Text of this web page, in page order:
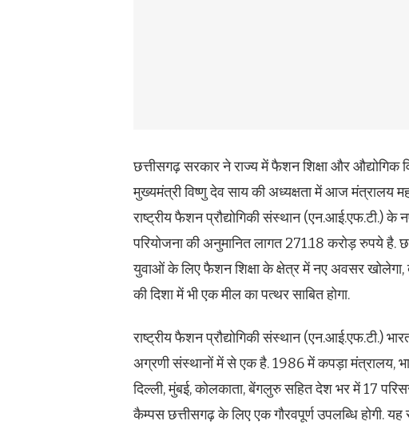
छत्तीसगढ़ सरकार ने राज्य में फैशन शिक्षा और औद्योगिक
मुख्यमंत्री विष्णु देव साय की अध्यक्षता में आज मंत्रालय
राष्ट्रीय फैशन प्रौद्योगिकी संस्थान (एन.आई.एफ.टी.) के
परियोजना की अनुमानित लागत 271.18 करोड़ रुपये
युवाओं के लिए फैशन शिक्षा के क्षेत्र में नए अवसर खोलेगा,
की दिशा में भी एक मील का पत्थर साबित होगा.
राष्ट्रीय फैशन प्रौद्योगिकी संस्थान (एन.आई.एफ.टी.)
अग्रणी संस्थानों में से एक है. 1986 में कपड़ा मंत्रालय,
दिल्ली, मुंबई, कोलकाता, बेंगलुरु सहित देश भर में 17
कैम्पस छत्तीसगढ़ के लिए एक गौरवपूर्ण उपलब्धि होगी.